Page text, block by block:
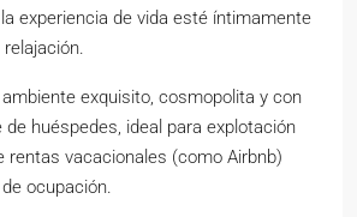
experiencia de vida esté íntimamente
exquisito, cosmopolita y con
huéspedes, ideal para explotación
rentas vacacionales (como Airbnb)
ocupación.